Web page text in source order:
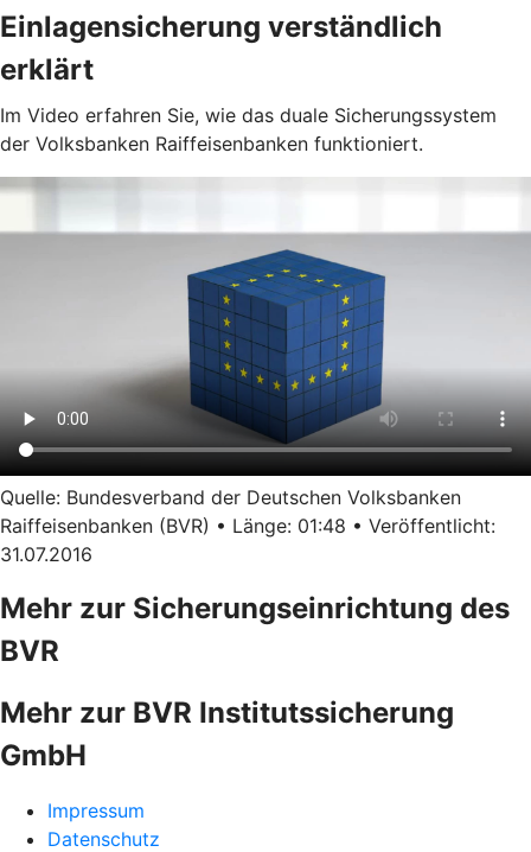
Einlagensicherung verständlich
erklärt
Im Video erfahren Sie, wie das duale Sicherungssystem
der Volksbanken Raiffeisenbanken funktioniert.
Quelle: Bundesverband der Deutschen Volksbanken
Raiffeisenbanken (BVR) • Länge: 01:48 • Veröffentlicht:
31.07.2016
Mehr zur Sicherungseinrichtung des
BVR
Mehr zur BVR Institutssicherung
GmbH
Impressum
Datenschutz